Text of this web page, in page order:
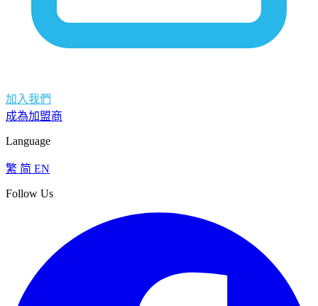
加入我們
成為加盟商
Language
繁 简 EN
Follow Us